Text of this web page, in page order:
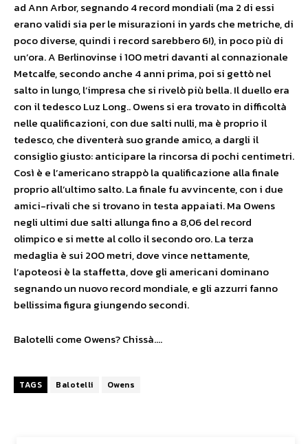
ad Ann Arbor, segnando 4 record mondiali (ma 2 di essi
erano validi sia per le misurazioni in yards che metriche, di
poco diverse, quindi i record sarebbero 6!), in poco più di
un’ora. A Berlinovinse i 100 metri davanti al connazionale
Metcalfe, secondo anche 4 anni prima, poi si gettò nel
salto in lungo, l’impresa che si rivelò più bella. Il duello era
con il tedesco Luz Long.. Owens si era trovato in difficoltà
nelle qualificazioni, con due salti nulli, ma è proprio il
tedesco, che diventerà suo grande amico, a dargli il
consiglio giusto: anticipare la rincorsa di pochi centimetri.
Così è e l’americano strappò la qualificazione alla finale
proprio all’ultimo salto. La finale fu avvincente, con i due
amici-rivali che si trovano in testa appaiati. Ma Owens
negli ultimi due salti allunga fino a 8,06 del record
olimpico e si mette al collo il secondo oro. La terza
medaglia è sui 200 metri, dove vince nettamente,
l’apoteosi è la staffetta, dove gli americani dominano
segnando un nuovo record mondiale, e gli azzurri fanno
bellissima figura giungendo secondi.
Balotelli come Owens? Chissà….
TAGS Balotelli Owens